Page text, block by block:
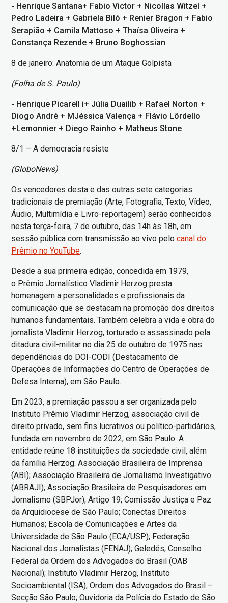
- Henrique Santana+ Fabio Victor + Nicollas Witzel +
Pedro Ladeira + Gabriela Biló + Renier Bragon + Fabio
Serapião + Camila Mattoso + Thaísa Oliveira +
Constança Rezende + Bruno Boghossian
8 de janeiro: Anatomia de um Ataque Golpista
(Folha de S. Paulo)
- Henrique Picarell i+ Júlia Duailib + Rafael Norton +
Diogo André + MJéssica Valença + Flávio Lôrdello
+Lemonnier + Diego Rainho + Matheus Stone
8/1 – A democracia resiste
(GloboNews)
Os vencedores desta e das outras sete categorias
tradicionais de premiação (Arte, Fotografia, Texto, Vídeo,
Áudio, Multimídia e Livro-reportagem) serão conhecidos
nesta terça-feira, 7 de outubro, das 14h às 18h, em
sessão pública com transmissão ao vivo pelocanal do
Prêmio no YouTube.
Desde a sua primeira edição, concedida em 1979,
o Prêmio Jornalístico Vladimir Herzog presta
homenagem a personalidades e profissionais da
comunicação que se destacam na promoção dos direitos
humanos fundamentais. Também celebra a vida e obra do
jornalista Vladimir Herzog, torturado e assassinado pela
ditadura civil-militar no dia 25 de outubro de 1975 nas
dependências do DOI-CODI (Destacamento de
Operações de Informações do Centro de Operações de
Defesa Interna), em São Paulo.
Em 2023, a premiação passou a ser organizada pelo
Instituto Prêmio Vladimir Herzog, associação civil de
direito privado, sem fins lucrativos ou político-partidários,
fundada em novembro de 2022, em São Paulo. A
entidade reúne 18 instituições da sociedade civil, além
da família Herzog: Associação Brasileira de Imprensa
(ABI); Associação Brasileira de Jornalismo Investigativo
(ABRAJI); Associação Brasileira de Pesquisadores em
Jornalismo (SBPJor); Artigo 19; Comissão Justiça e Paz
da Arquidiocese de São Paulo; Conectas Direitos
Humanos; Escola de Comunicações e Artes da
Universidade de São Paulo (ECA/USP); Federação
Nacional dos Jornalistas (FENAJ); Geledés; Conselho
Federal da Ordem dos Advogados do Brasil (OAB
Nacional); Instituto Vladimir Herzog, Instituto
Socioambiental (ISA); Ordem dos Advogados do Brasil –
Secção São Paulo; Ouvidoria da Polícia do Estado de São